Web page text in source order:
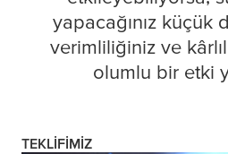
yapacağınız küçük
verimliliğiniz ve
olumlu bir etki
TEKLIFIMIZ